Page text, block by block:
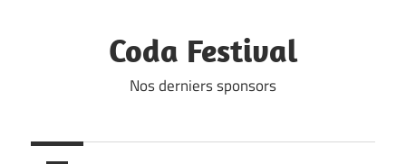
Coda Festival
Nos derniers sponsors